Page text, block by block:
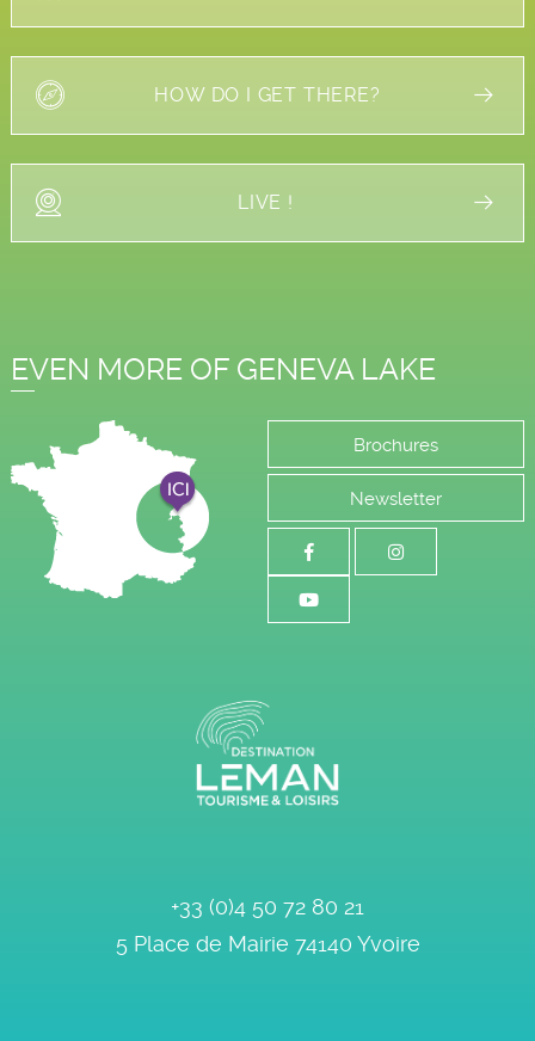
HOW DO I GET THERE?
LIVE !
+33 (0)4 50 72 80 21
5 Place de Mairie 74140 Yvoire
EVEN MORE OF GENEVA LAKE
Brochures
Newsletter